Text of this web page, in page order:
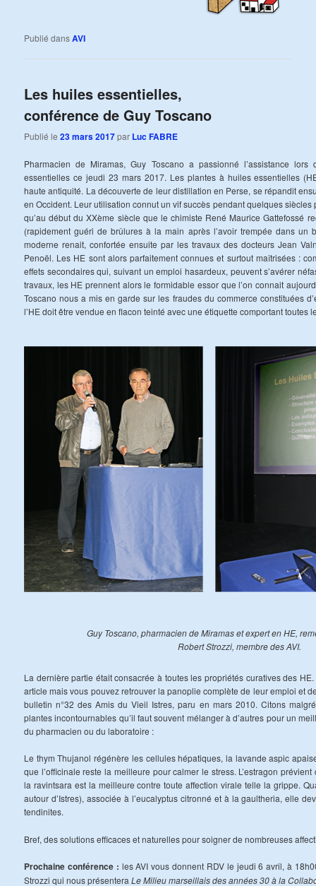
Publié dansAVI
Les huiles essentielles,
conférence de Guy Toscano
Publié le23 mars 2017par Luc FABRE
Pharmacien de Miramas, Guy Toscano a passionné l’assistance
essentielles ce jeudi 23 mars 2017. Les plantes à huiles essentielles
haute antiquité. La découverte de leur distillation en Perse, se répandit
en Occident. Leur utilisation connut un vif succès pendant quelques siècles
qu’au début du XXème siècle que le chimiste René Maurice Gattefossé
(rapidement guéri de brûlures à la main après l’avoir trempée dans un
moderne renait, confortée ensuite par les travaux des docteurs Jean
Penoël. Les HE sont alors parfaitement connues et surtout maîtrisées :
effets secondaires qui, suivant un emploi hasardeux, peuvent s’avérer
travaux, les HE prennent alors le formidable essor que l’on connait
Toscano nous a mis en garde sur les fraudes du commerce constituées
l’HE doit être vendue en flacon teinté avec une étiquette comportant toutes
Guy Toscano, pharmacien de Miramas et expert en HE,
Robert Strozzi, membre des AVI.
La dernière partie était consacrée à toutes les propriétés curatives des
article mais vous pouvez retrouver la panoplie complète de leur emploi et
bulletin n°32 des Amis du Vieil Istres, paru en mars 2010. Citons
plantes incontournables qu’il faut souvent mélanger à d’autres pour un
du pharmacien ou du laboratoire :
Le thym Thujanol régénère les cellules hépatiques, la lavande aspic
que l’officinale reste la meilleure pour calmer le stress. L’estragon
la ravintsara est la meilleure contre toute affection virale telle la grippe.
autour d’Istres), associée à l’eucalyptus citronné et à la gaultheria, elle
tendinites.
Bref, des solutions efficaces et naturelles pour soigner de nombreuses
Prochaine conférence : les AVI vous donnent RDV le jeudi 6 avril, à
Strozzi qui nous présenteraLe Milieu marseillais des années 30 à la